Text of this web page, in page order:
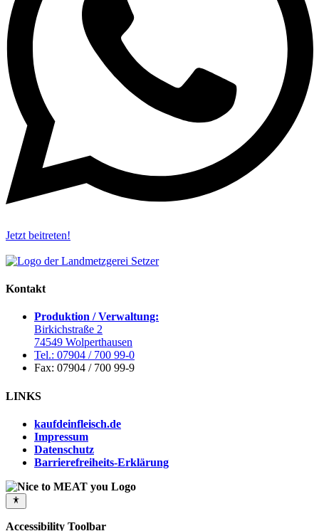
Jetzt beitreten!
Kontakt
Produktion / Verwaltung:
Birkichstraße 2
74549 Wolperthausen
Tel.: 07904 / 700 99-0
Fax: 07904 / 700 99-9
LINKS
kaufdeinfleisch.de
Impressum
Datenschutz
Barrierefreiheits-Erklärung
Accessibility Toolbar